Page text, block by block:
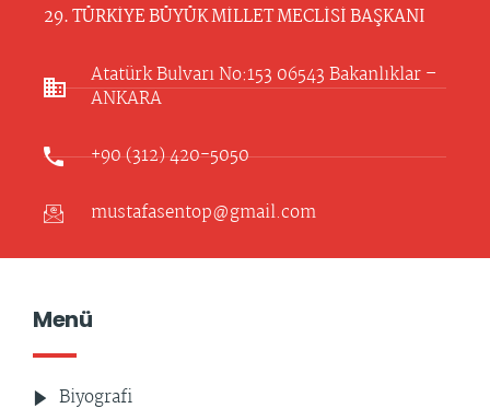
29. TÜRKİYE BÜYÜK MİLLET MECLİSİ BAŞKANI
Atatürk Bulvarı No:153 06543 Bakanlıklar –
ANKARA​
+90 (312) 420-5050
mustafasentop@gmail.com
Menü
Biyografi